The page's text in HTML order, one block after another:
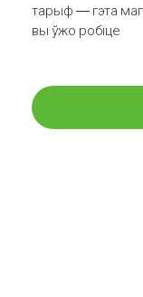
тарыф — гэта
вы ўжо робіце